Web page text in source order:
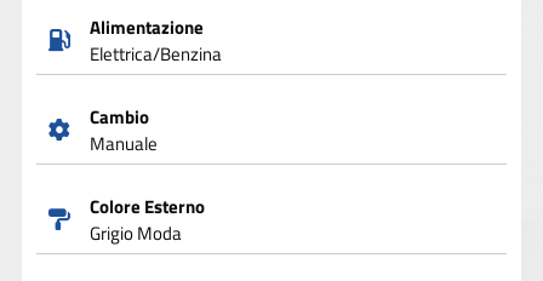
Alimentazione
Elettrica/Benzina
Cambio
Manuale
Colore Esterno
Grigio Moda